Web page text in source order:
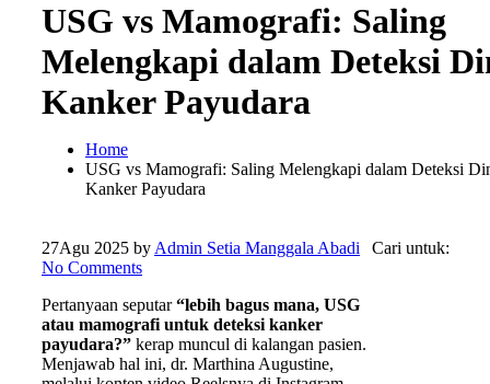
USG vs Mamografi: Saling
Melengkapi dalam Deteksi
Kanker Payudara
Home
USG vs Mamografi: Saling Melengkapi dalam Deteksi
Kanker Payudara
27Agu 2025 by Admin Setia Manggala Abadi
No Comments
Pertanyaan seputar“lebih bagus mana, USG
atau mamografi untuk deteksi kanker
payudara?” kerap muncul di kalangan pasien.
Menjawab hal ini, dr. Marthina Augustine,
Cari untuk: